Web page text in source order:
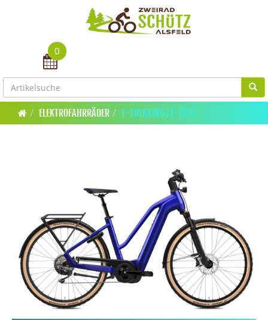
Toggle navigation
0
ELEKTROFAHRRÄDER E-TREKKING / E-CITY